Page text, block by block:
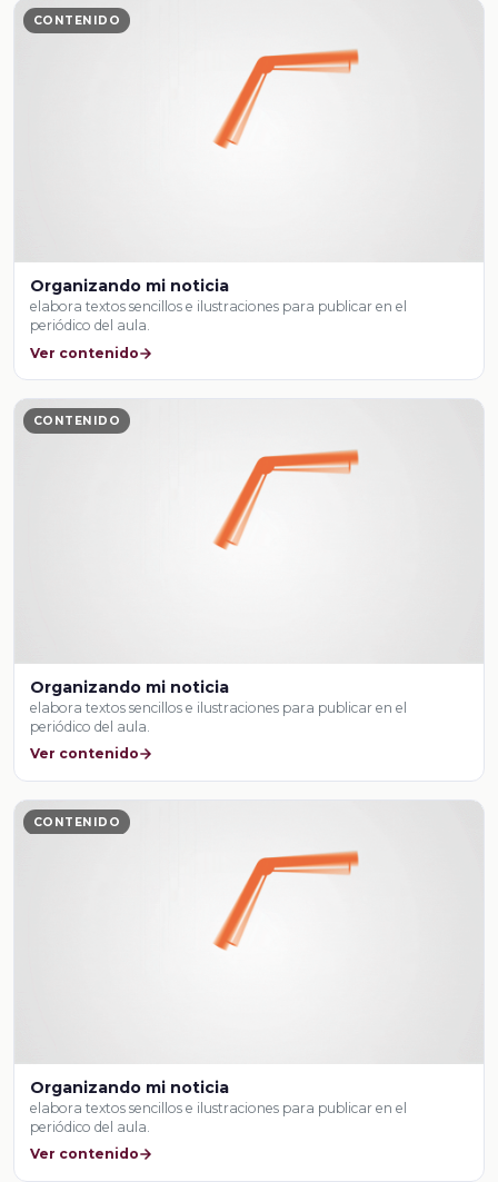
CONTENIDO
Organizando mi noticia
elabora textos sencillos e ilustraciones para publicar en el
periódico del aula.
Ver contenido
CONTENIDO
Organizando mi noticia
elabora textos sencillos e ilustraciones para publicar en el
periódico del aula.
Ver contenido
CONTENIDO
Organizando mi noticia
elabora textos sencillos e ilustraciones para publicar en el
periódico del aula.
Ver contenido